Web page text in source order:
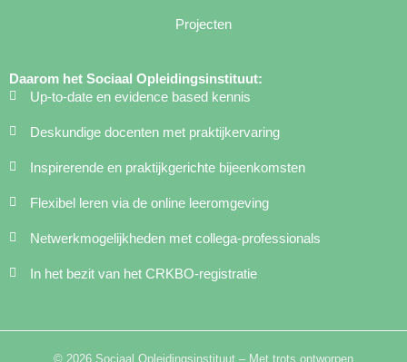
Projecten
Daarom het Sociaal Opleidingsinstituut:
Up-to-date en evidence based kennis
Deskundige docenten met praktijkervaring
Inspirerende en praktijkgerichte bijeenkomsten
Flexibel leren via de online leeromgeving
Netwerkmogelijkheden met collega-professionals
In het bezit van het CRKBO-registratie
© 2026 Sociaal Opleidingsinstituut – Met trots ontworpen